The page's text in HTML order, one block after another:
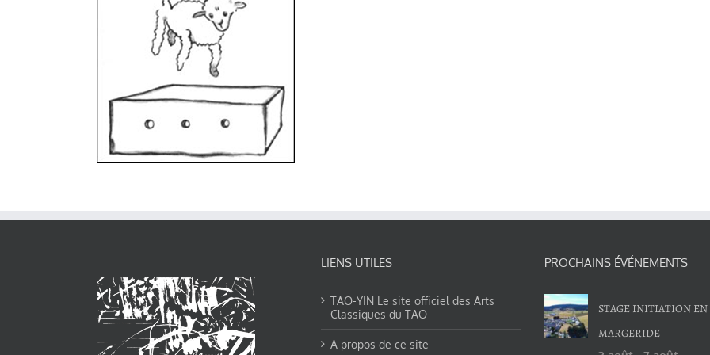
LIENS UTILES
TAO-YIN Le site officiel des Arts
Classiques du TAO
A propos de ce site
PROCHAINS ÉVÉNEMENTS
STAGE INITIATION EN
MARGERIDE